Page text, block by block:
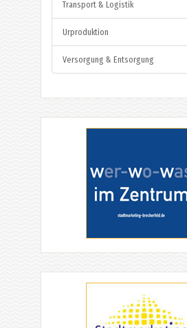
Transport & Logistik
Urproduktion
Versorgung & Entsorgung